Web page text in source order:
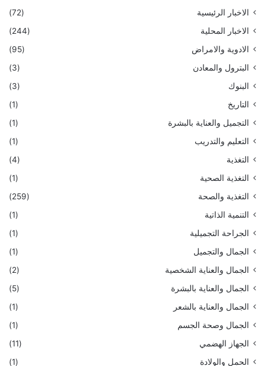
الاخبار الرئيسية
(72)
الاخبار المحلية
(244)
الادوية والامراض
(95)
البترول والمعادن
(3)
البنوك
(3)
التاريخ
(1)
التجميل والعناية بالبشرة
(1)
التعليم والتدريب
(1)
التغذية
(4)
التغذية الصحية
(1)
التغذية والصحة
(259)
التنمية الذاتية
(1)
الجراحة التجميلية
(1)
الجمال والتجميل
(1)
الجمال والعناية الشخصية
(2)
الجمال والعناية بالبشرة
(5)
الجمال والعناية بالشعر
(1)
الجمال وصحة الجسم
(1)
الجهاز الهضمي
(11)
الحمل والولادة
(1)